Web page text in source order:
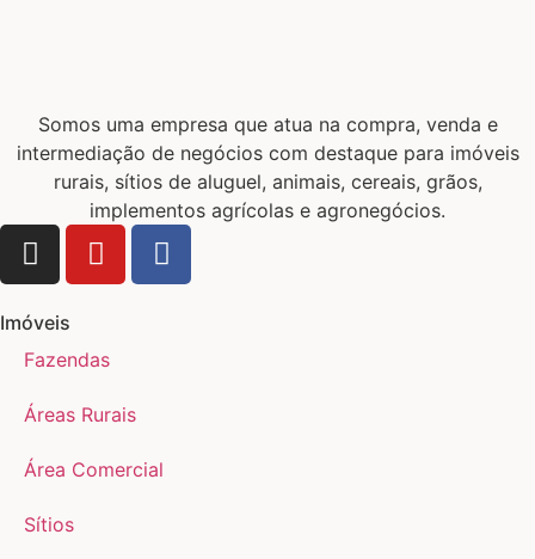
Somos uma empresa que atua na compra, venda e
intermediação de negócios com destaque para imóveis
rurais, sítios de aluguel, animais, cereais, grãos,
implementos agrícolas e agronegócios.
Imóveis
Fazendas
Áreas Rurais
Área Comercial
Sítios